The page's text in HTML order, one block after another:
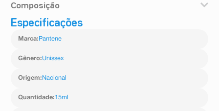
comprimento de seu cabelo. Utilize quantas vezes
Pode ser usado como potencializador na sua rotina de
Composição
Aqua (Água), Bis-Aminopropyl Dimethicone (Bis-
Estearílico), Behentrimonium Methosulfate
Cetílico), Parfum (Aroma), Benzyl Alcohol (Álcool
Panthenol (Pantenol), Panthenyl Ethyl Ether (Éter
Cítrico), Hexyl Cinnamal (Hexil Cinamal), Corante Ci
77492 (Óxido De Ferro Amarelo), Bambusa Vulgaris
Especificações
Marca: Pantene
Gênero:Unissex
Origem: Nacional
Quantidade:15ml